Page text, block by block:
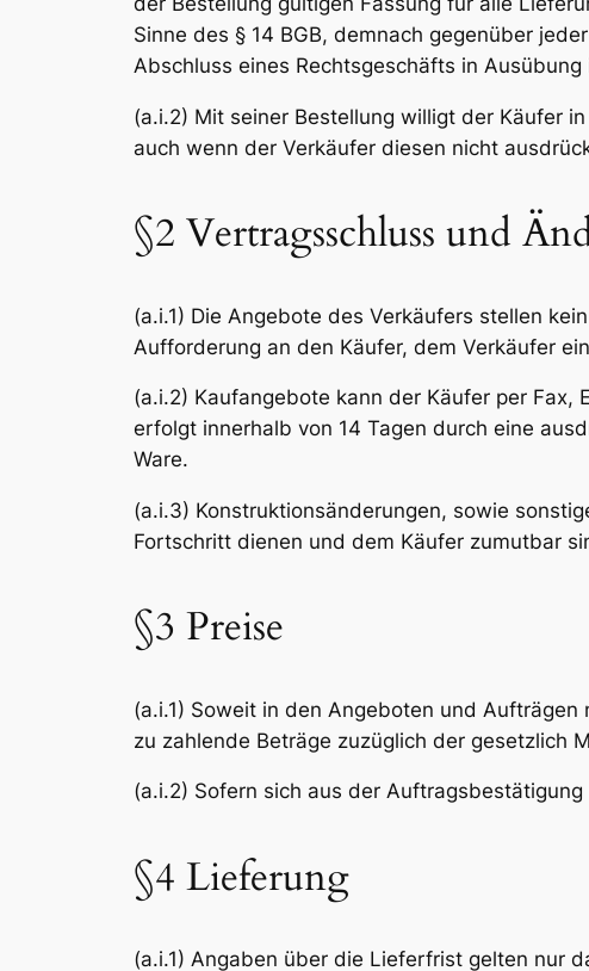
Sinne des § 14 BGB, demnach gegenüber
Abschluss eines Rechtsgeschäfts in
(a.i.2) Mit seiner Bestellung willigt der Käufer
auch wenn der Verkäufer diesen nicht
§2 Vertragsschluss und
(a.i.1) Die Angebote des Verkäufers stellen
Aufforderung an den Käufer, dem Verkäufer
(a.i.2) Kaufangebote kann der Käufer per
erfolgt innerhalb von 14 Tagen durch eine
Ware.
(a.i.3) Konstruktionsänderungen, sowie
Fortschritt dienen und dem Käufer zumutbar
§3 Preise
(a.i.1) Soweit in den Angeboten und
zu zahlende Beträge zuzüglich der gesetzlich
(a.i.2) Sofern sich aus der
§4 Lieferung
(a.i.1) Angaben über die Lieferfrist gelten nur